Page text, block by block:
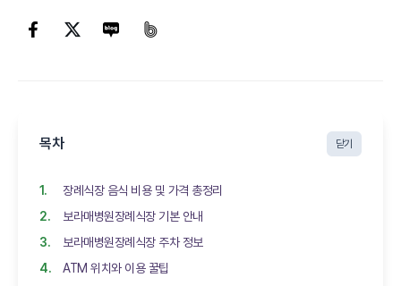
목차 닫기
장례식장 음식 비용 및 가격 총정리
보라매병원장례식장 기본 안내
보라매병원장례식장 주차 정보
ATM 위치와 이용 꿀팁